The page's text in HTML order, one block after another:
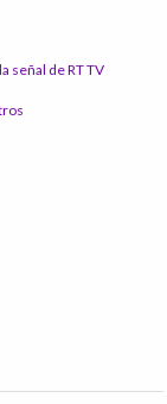
señal de RT TV